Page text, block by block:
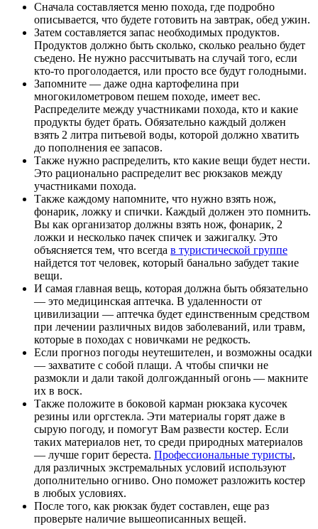
Сначала составляется меню похода, где подробно
описывается, что будете готовить на завтрак, обед ужин.
Затем составляется запас необходимых продуктов.
Продуктов должно быть сколько, сколько реально будет
съедено. Не нужно рассчитывать на случай того, если
кто-то проголодается, или просто все будут голодными.
Запомните — даже одна картофелина при
многокилометровом пешем походе, имеет вес.
Распределите между участниками похода, кто и какие
продукты будет брать. Обязательно каждый должен
взять 2 литра питьевой воды, которой должно хватить
до пополнения ее запасов.
Также нужно распределить, кто какие вещи будет нести.
Это рационально распределит вес рюкзаков между
участниками похода.
Также каждому напомните, что нужно взять нож,
фонарик, ложку и спички. Каждый должен это помнить.
Вы как организатор должны взять нож, фонарик, 2
ложки и несколько пачек спичек и зажигалку. Это
объясняется тем, что всегда в туристической группе
найдется тот человек, который банально забудет такие
вещи.
И самая главная вещь, которая должна быть обязательно
— это медицинская аптечка. В удаленности от
цивилизации — аптечка будет единственным средством
при лечении различных видов заболеваний, или травм,
которые в походах с новичками не редкость.
Если прогноз погоды неутешителен, и возможны осадки
— захватите с собой плащи. А чтобы спички не
размокли и дали такой долгожданный огонь — макните
их в воск.
Также положите в боковой карман рюкзака кусочек
резины или оргстекла. Эти материалы горят даже в
сырую погоду, и помогут Вам развести костер. Если
таких материалов нет, то среди природных материалов
— лучше горит береста. Профессиональные туристы,
для различных экстремальных условий используют
дополнительно огниво. Оно поможет разложить костер
в любых условиях.
После того, как рюкзак будет составлен, еще раз
проверьте наличие вышеописанных вещей.